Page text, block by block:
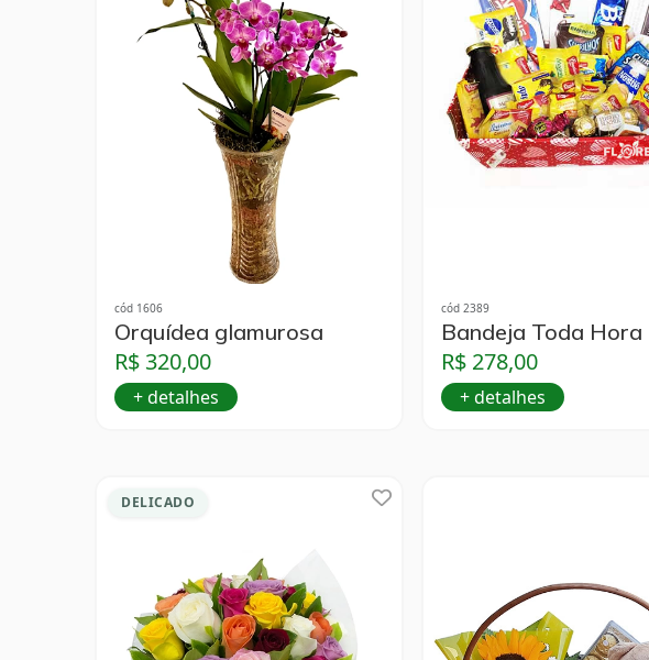
cód 1606
Orquídea glamurosa
R$ 320,00
+ detalhes
cód 2389
Bandeja Toda Hora
R$ 278,00
+ detalhes
DELICADO